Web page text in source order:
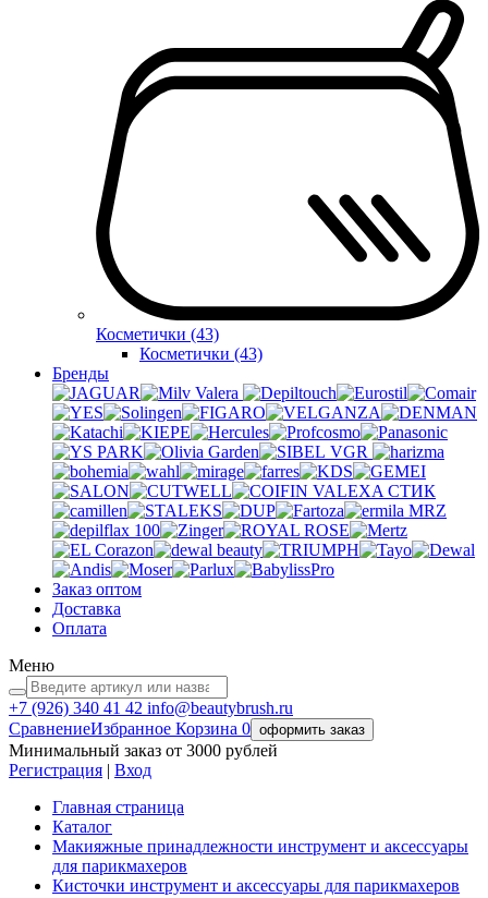
Косметички (43)
Косметички (43)
Бренды
Valera
VGR
VALEXA СТИК
MRZ
Заказ оптом
Доставка
Оплата
Меню
+7 (926) 340 41 42 info@beautybrush.ru
СравнениеИзбранное Корзина 0 оформить заказ
Минимальный заказ от 3000 рублей
Регистрация | Вход
Главная страница
Каталог
Макияжные принадлежности инструмент и аксессуары
для парикмахеров
Кисточки инструмент и аксессуары для парикмахеров